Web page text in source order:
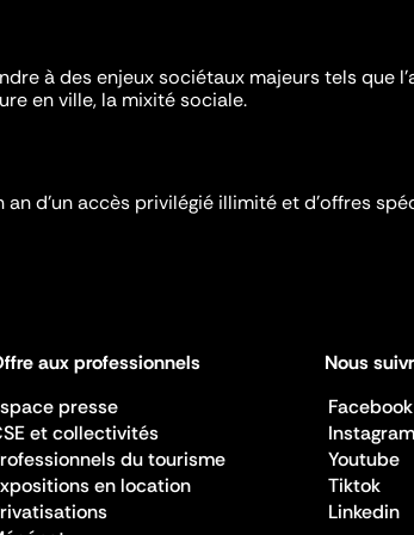
à des enjeux sociétaux majeurs tels que
en ville, la mixité sociale.
an d’un accès privilégié illimité et d’offres
aux professionnels
presse
et collectivités
du tourisme
en location
Nous
Facebook
Instagram
Youtube
Tiktok
Linkedin